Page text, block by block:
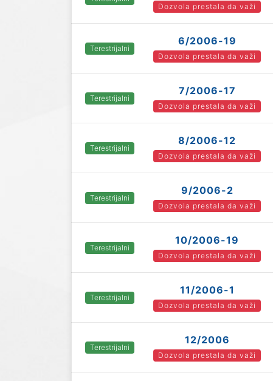
Dozvola prestala da važi
Terestrijalni
6/2006-19
Dozvola prestala da važi
Terestrijalni
7/2006-17
Dozvola prestala da važi
Terestrijalni
8/2006-12
Dozvola prestala da važi
Terestrijalni
9/2006-2
Dozvola prestala da važi
Terestrijalni
10/2006-19
Dozvola prestala da važi
Terestrijalni
11/2006-1
Dozvola prestala da važi
Terestrijalni
12/2006
Dozvola prestala da važi